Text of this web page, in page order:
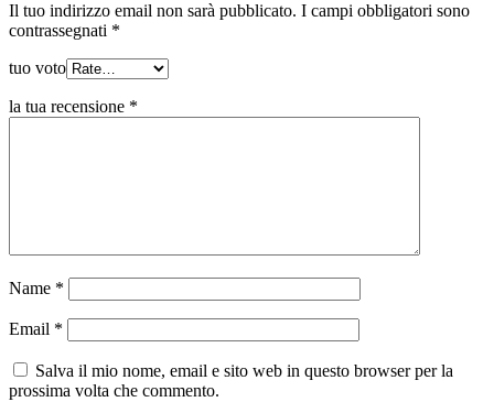
Il tuo indirizzo email non sarà pubblicato. I campi obbligatori sono
contrassegnati *
tuo voto
la tua recensione *
Name *
Email *
Salva il mio nome, email e sito web in questo browser per la
prossima volta che commento.